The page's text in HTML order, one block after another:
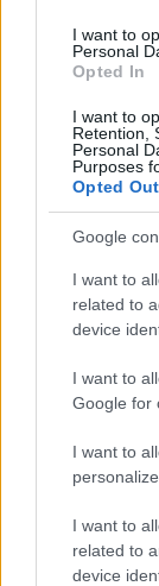
I want to
Personal
Opted In
I want to
Retention,
Personal
Purposes
Opted Out
Google
I want to
related to
device
I want to
Google for
I want to
I want to
related to
device
El Ibex 35
esta subida?
Lucía Herrera · 10
CRIPTOMONEDAS
Criptomonedas
Lucía Herrera · 10